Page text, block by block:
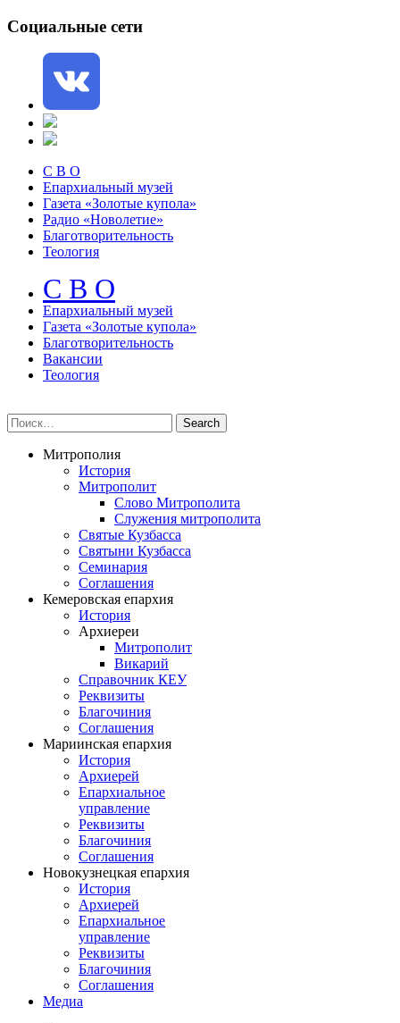
Социальные сети
С В О
Епархиальный музей
Газета «Золотые купола»
Радио «Новолетие»
Благотворительность
Теология
С В О
Епархиальный музeй
Газета «Золотые купола»
Благотворительность
Вакансии
Теология
Митрополия
История
Митрополит
Слово Митрополита
Служения митрополита
Святые Кузбасса
Святыни Кузбасса
Семинария
Соглашения
Кемеровская епархия
История
Архиереи
Митрополит
Викарий
Справочник КЕУ
Реквизиты
Благочиния
Соглашения
Мариинская епархия
История
Архиерей
Епархиальное
управление
Реквизиты
Благочиния
Соглашения
Новокузнецкая епархия
История
Архиерей
Епархиальное
управление
Реквизиты
Благочиния
Соглашения
Медиа